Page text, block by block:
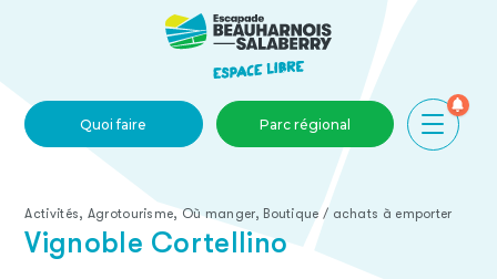
Skip to main content
Quoi faire Parc régional
Activités, Agrotourisme, Où manger, Boutique / achats à emporter
Vignoble Cortellino